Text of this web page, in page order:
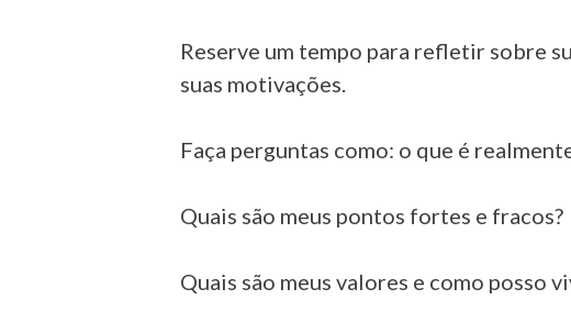
Reserve um tempo para refletir sobre
suas motivações.
Faça perguntas como: o que é
Quais são meus pontos fortes e fracos?
Quais são meus valores e como posso